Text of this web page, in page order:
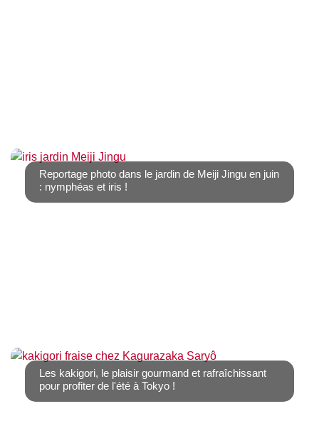
une destination agréable en été. Comme [...]
Reportage photo dans le jardin de Meiji Jingu en juin
: nymphéas et iris !
hortensias, des iris et des nymphéas. Nous [...]
Les kakigori, le plaisir gourmand et rafraîchissant
pour profiter de l'été à Tokyo !